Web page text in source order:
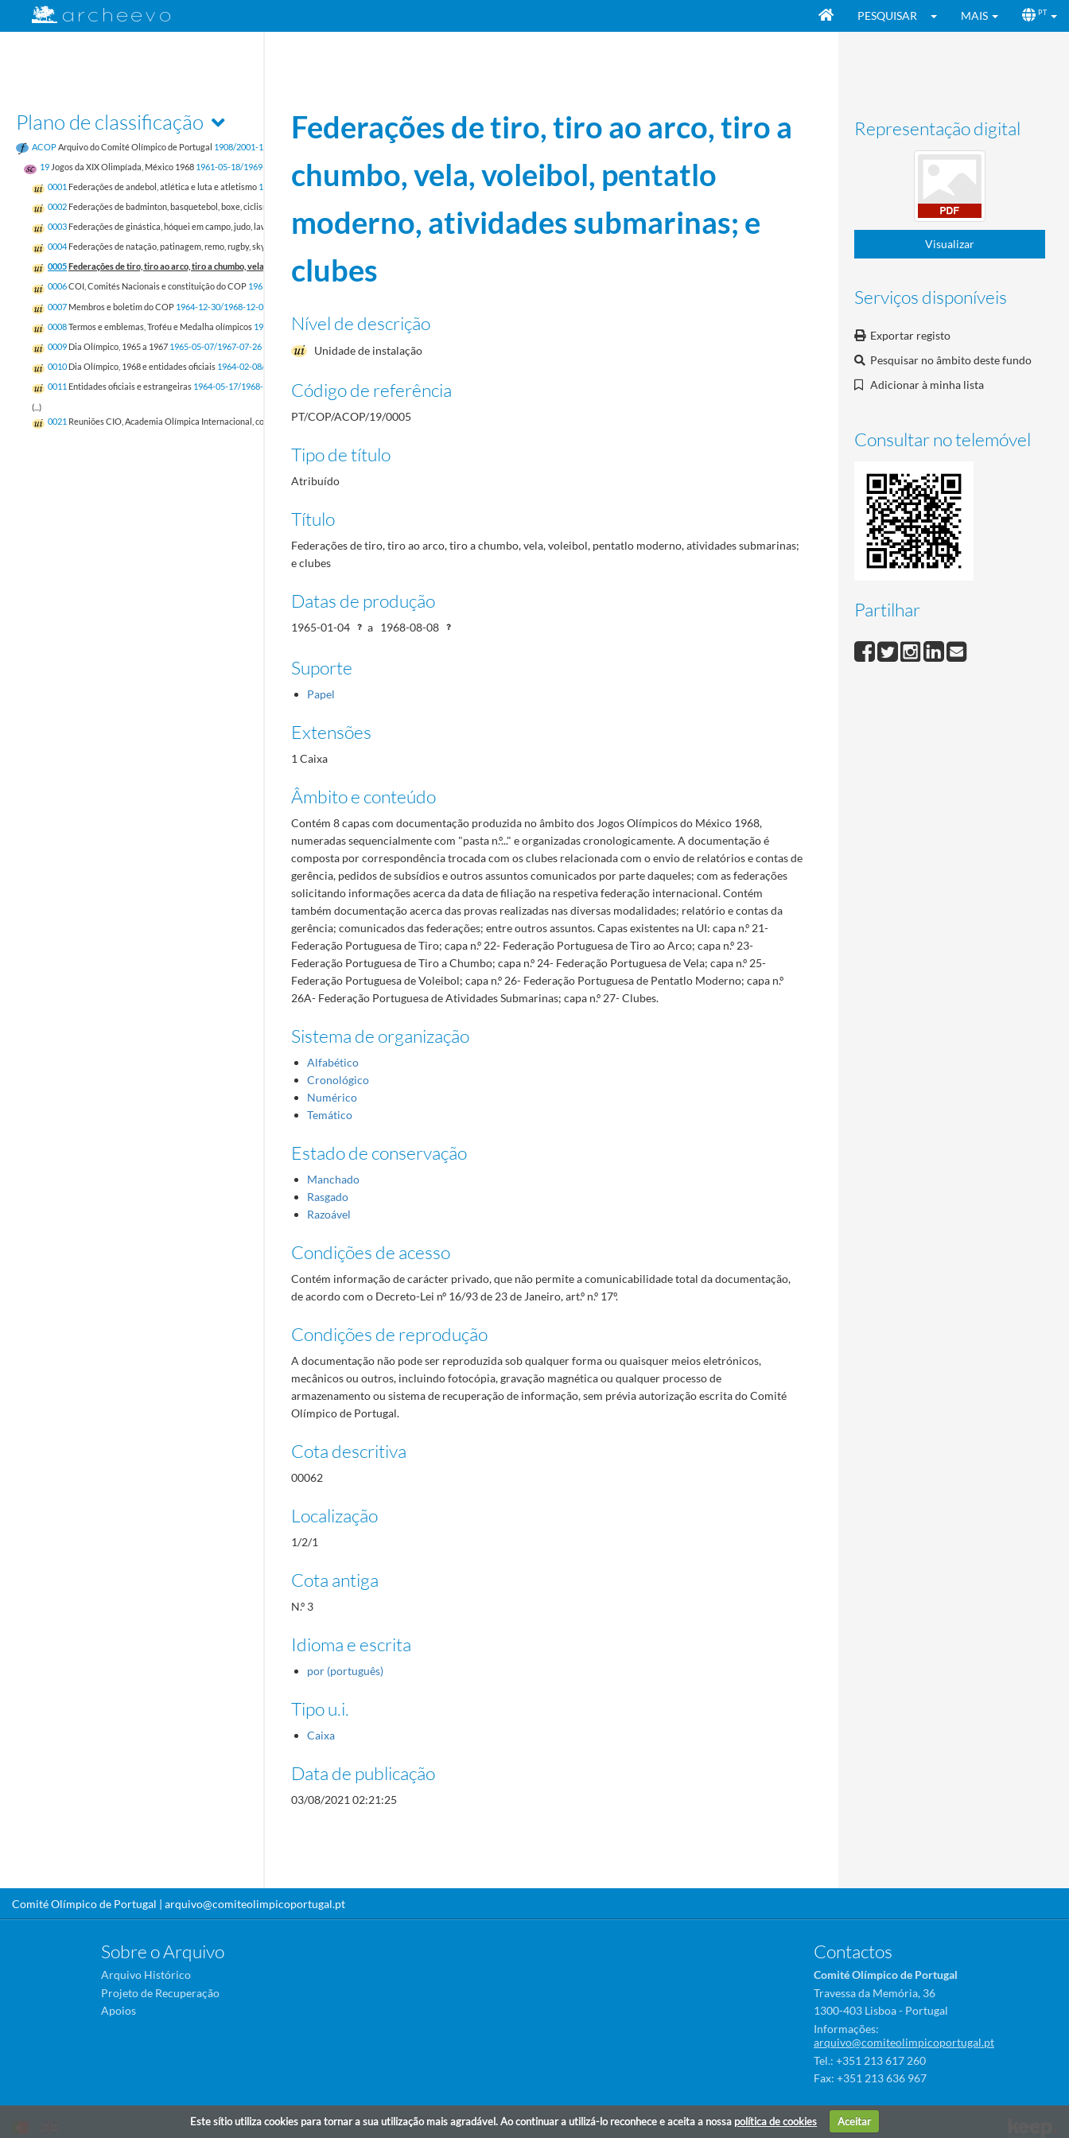
PESQUISAR MAIS PT
Plano de classificação
ACOPArquivo do Comité Olímpico de Portugal 1908/2001-12-31
19 Jogos da XIX Olimpíada, México 1968 1961-05-18/1969-12-16
0001 Federações de andebol, atlética e luta e atletismo 1964-03-04/1968-10-10
0002 Federações de badminton, basquetebol, boxe, ciclismo, equestre, esgrima e futebol e moradas
0003 Federações de ginástica, hóquei em campo, judo, lawn ténis
1965-01-11/1968-05-26
0004 Federações de natação, patinagem, remo, rugby, sky e ténis de mesa
0005Federações de tiro, tiro ao arco, tiro a chumbo, vela, voleibol, pentatlo moderno, atividades submarinas; e clubes
0006COI, Comités Nacionais e constituição do COP 1963-03-30/1968-10-15
0007 Membros e boletim do COP 1964-12-30/1968-12-02
0008Termos e emblemas, Troféu e Medalha olímpicos 1965-03-19/1968-06-20
0009 Dia Olímpico, 1965 a 1967 1965-05-07/1967-07-26
0010 Dia Olímpico, 1968 e entidades oficiais 1964-02-08/1968-10
0011 Entidades oficiais e estrangeiras 1964-05-17/1968-11-14
(...)
0021 Reuniões CIO, Academia Olímpica Internacional, correspondência e recortes de imprensa1963/1971-06-14
Representação digital
Visualizar
Serviços disponíveis
Exportar registo
Pesquisar no âmbito deste fundo
Adicionar à minha lista
Consultar no telemóvel
Partilhar
Federações de tiro, tiro ao arco, tiro a
chumbo, vela, voleibol, pentatlo
moderno, atividades submarinas; e
clubes
Nível de descrição
Unidade de instalação
Código de referência
PT/COP/ACOP/19/0005
Tipo de título
Atribuído
Título
Federações de tiro, tiro ao arco, tiro a chumbo, vela, voleibol, pentatlo moderno, atividades submarinas;
e clubes
Datas de produção
1965-01-04 a 1968-08-08
Suporte
Papel
Extensões
1 Caixa
Âmbito e conteúdo
Contém 8 capas com documentação produzida no âmbito dos Jogos Olímpicos do México 1968,
numeradas sequencialmente com "pasta n.º..." e organizadas cronologicamente. A documentação é
composta por correspondência trocada com os clubes relacionada com o envio de relatórios e contas de
gerência, pedidos de subsídios e outros assuntos comunicados por parte daqueles; com as federações
solicitando informações acerca da data de filiação na respetiva federação internacional. Contém
também documentação acerca das provas realizadas nas diversas modalidades; relatório e contas da
gerência; comunicados das federações; entre outros assuntos. Capas existentes na UI: capa n.º 21-
Federação Portuguesa de Tiro; capa n.º 22- Federação Portuguesa de Tiro ao Arco; capa n.º 23-
Federação Portuguesa de Tiro a Chumbo; capa n.º 24- Federação Portuguesa de Vela; capa n.º 25-
Federação Portuguesa de Voleibol; capa n.º 26- Federação Portuguesa de Pentatlo Moderno; capa n.º
26A- Federação Portuguesa de Atividades Submarinas; capa n.º 27- Clubes.
Sistema de organização
Alfabético
Cronológico
Numérico
Temático
Estado de conservação
Manchado
Rasgado
Razoável
Condições de acesso
Contém informação de carácter privado, que não permite a comunicabilidade total da documentação,
de acordo com o Decreto-Lei nº 16/93 de 23 de Janeiro, art.º n.º 17º.
Condições de reprodução
A documentação não pode ser reproduzida sob qualquer forma ou quaisquer meios eletrónicos,
mecânicos ou outros, incluindo fotocópia, gravação magnética ou qualquer processo de
armazenamento ou sistema de recuperação de informação, sem prévia autorização escrita do Comité
Olímpico de Portugal.
Cota descritiva
00062
Localização
1/2/1
Cota antiga
N.º 3
Idioma e escrita
por (português)
Tipo u.i.
Caixa
Data de publicação
03/08/2021 02:21:25
Comité Olímpico de Portugal | arquivo@comiteolimpicoportugal.pt
Sobre o Arquivo
Arquivo Histórico
Projeto de Recuperação
Apoios
Contactos
Comité Olímpico de Portugal
Travessa da Memória, 36
1300-403 Lisboa - Portugal
Informações:
arquivo@comiteolimpicoportugal.pt
Tel.: +351 213 617 260
Fax: +351 213 636 967
Este sítio utiliza cookies para tornar a sua utilização mais agradável. Ao continuar a utilizá-lo reconhece e aceita a nossa política de cookies Aceitar